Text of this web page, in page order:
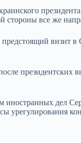
стороны все же
предстоящий визит
президентских
иностранных дел
урегулирования